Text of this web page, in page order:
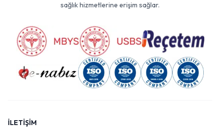
sağlık hizmetlerine erişim sağlar.
İLETİŞİM